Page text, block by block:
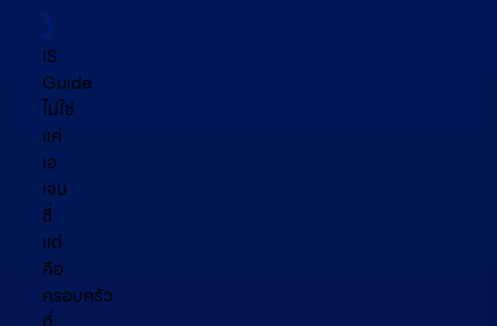
)
IS
Guide
ไม่ใช่
แค่
เอ
เจน
ซี่
แต่
คือ
ครอบครัว